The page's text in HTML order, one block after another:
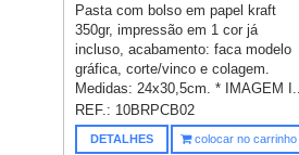
Pasta com bolso em papel kraft
350gr, impressão em 1 cor já
incluso, acabamento: faca modelo
gráfica, corte/vinco e colagem.
Medidas: 24x30,5cm. * IMAGEM I...
REF.: 10BRPCB02
DETALHES colocar no carrinho